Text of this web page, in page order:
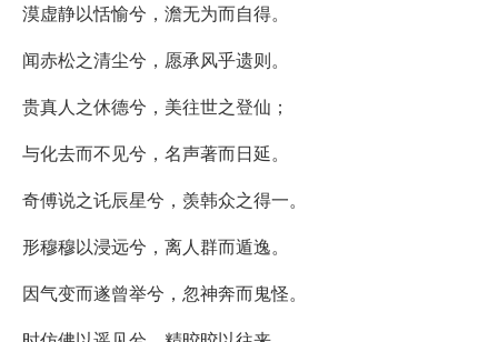
漠虚静以恬愉兮，澹无为而自得。
闻赤松之清尘兮，愿承风乎遗则。
贵真人之休德兮，美往世之登仙；
与化去而不见兮，名声著而日延。
奇傅说之讬辰星兮，羡韩众之得一。
形穆穆以浸远兮，离人群而遁逸。
因气变而遂曾举兮，忽神奔而鬼怪。